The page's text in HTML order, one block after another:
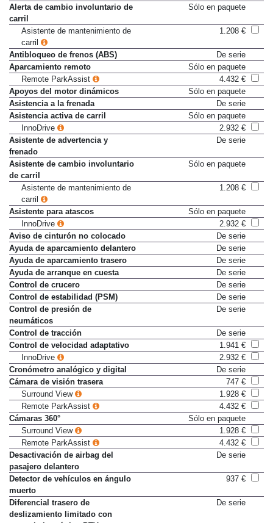
Alerta de cambio involuntario de
carril
Sólo en paquete
Asistente de mantenimiento de
carril
1.208 €
Antibloqueo de frenos (ABS)
De serie
Aparcamiento remoto
Sólo en paquete
Remote ParkAssist
4.432 €
Apoyos del motor dinámicos
Sólo en paquete
Asistencia a la frenada
De serie
Asistencia activa de carril
Sólo en paquete
InnoDrive
2.932 €
Asistente de advertencia y
frenado
De serie
Asistente de cambio involuntario
de carril
Sólo en paquete
Asistente de mantenimiento de
carril
1.208 €
Asistente para atascos
Sólo en paquete
InnoDrive
2.932 €
Aviso de cinturón no colocado
De serie
Ayuda de aparcamiento delantero
De serie
Ayuda de aparcamiento trasero
De serie
Ayuda de arranque en cuesta
De serie
Control de crucero
De serie
Control de estabilidad (PSM)
De serie
Control de presión de
neumáticos
De serie
Control de tracción
De serie
Control de velocidad adaptativo
1.941 €
InnoDrive
2.932 €
Cronómetro analógico y digital
De serie
Cámara de visión trasera
747 €
Surround View
1.928 €
Remote ParkAssist
4.432 €
Cámaras 360°
Sólo en paquete
Surround View
1.928 €
Remote ParkAssist
4.432 €
Desactivación de airbag del
pasajero delantero
De serie
Detector de vehículos en ángulo
muerto
937 €
Diferencial trasero de
deslizamiento limitado con
De serie